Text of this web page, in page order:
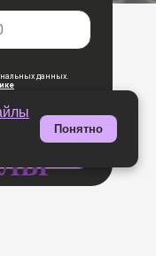
Понятно
данных.